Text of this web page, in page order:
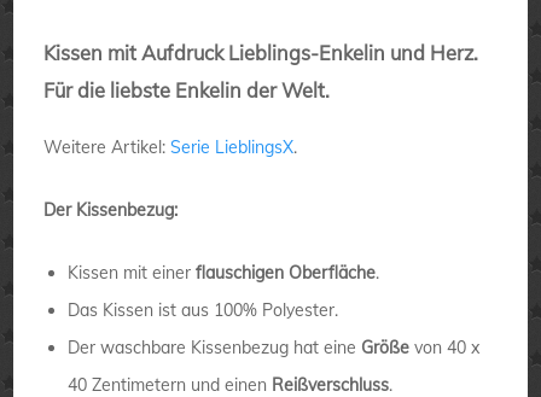
Kissen mit Aufdruck Lieblings-Enkelin und Herz.
Für die liebste Enkelin der Welt.
Weitere Artikel:Serie LieblingsX.
Der Kissenbezug:
Kissen mit einerflauschigen Oberfläche.
Das Kissen ist aus 100% Polyester.
Der waschbare Kissenbezug hat eine Größe von 40 x
40 Zentimetern und einen Reißverschluss.